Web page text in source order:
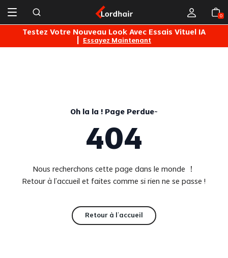
0
Testez Votre Nouveau Look Avec Essais Vituel IA
Essayez Maintenant
Oh la la ! Page Perdue~
404
Nous recherchons cette page dans le monde ！
Retour à l'accueil et faites comme si rien ne se passe !
Retour à l'accueil